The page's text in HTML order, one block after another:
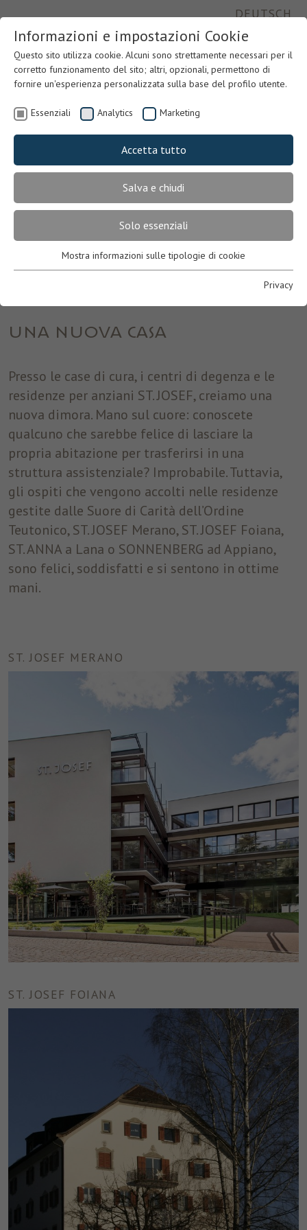
DEUTSCH
Previous
UNA NUOVA CASA
Presso le case di cura, i centri di degenza e le
residenze per anziani ST. JOSEF, creiamo una
nuova dimora. Mano sul cuore: conoscete
qualcuno che sarebbe felice di lasciare la
propria abitazione per trasferirsi in una
struttura assistenziale? Improbabile. Tuttavia,
gli ospiti che vengono accolti nelle residenze
gestite dalle Suore di Carità dell’Ordine
Teutonico, ST. JOSEF Merano, ST. JOSEF Foiana,
ST. ANNA a Lana o SONNENBERG ad Appiano,
sono felici, soddisfatti e si sentono in ottime
mani.
ST. JOSEF MERANO
ST. JOSEF FOIANA
Informazioni e impostazioni Cookie
Questo sito utilizza cookie. Alcuni sono strettamente necessari per il
corretto funzionamento del sito; altri, opzionali, permettono di
fornire un'esperienza personalizzata sulla base del profilo utente.
Essenziali Analytics Marketing
Accetta tutto
Salva e chiudi
Solo essenziali
Essenziali
Necessari per il corretto funzionamento del sito. In mancanza,
utilizzare alcuni servizi. Analytics: raccolgono informazioni
e sulle pagine visitate per elaborare statistiche dirette ad
rende anonimi mediante anonimizzazione almeno della quarta
componente dell’indirizzo IP, evitando in tal modo che la terza
parte possa incrociare informazioni raccolte attraverso il sito
Nome cookie_optin
Durata 1 anno
Finalità
Questo cookie è utilizzato per salvare le
impostazioni dei cookie per questo sito web.
Mostra dettagli cookie
Analytics
Analytics: raccolgono informazioni aggregate, non riconducibili al
elaborare statistiche dirette ad apportare modifiche migliorative
per il funzionamento del sito. Questi cookie sono anche di terze
parti; in tal caso il Titolare li rende anonimi mediante
IP, evitando in tal modo che la terza parte possa incrociare
Marketing
Tracciano le preferenze per offrire servizi personalizzati. Non
sono necessari per il corretto funzionamento del sito, ma per
tramite piattaforme terze.
_fbp
Facebook
3 Monate
Finalità
Questo cookie è impostato da Facebook per
visualizzare annunci pubblicitari su Facebook
o su una piattaforma digitale alimentata
dalla pubblicità di Facebook, dopo aver
visitato il sito web.
Nome
Durata 3 Monate
Facebook imposta questo cookie per
mostrare agli utenti pubblicità pertinenti
tracciando il comportamento degli utenti sul
web, sui siti che hanno Facebook pixel o
Facebook social plugin.
Mostra dettagli cookie
Mostra informazioni sulle tipologie di cookie
Privacy